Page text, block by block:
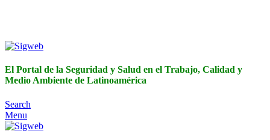
El Portal de la Seguridad y Salud en el Trabajo, Calidad y
Medio Ambiente de Latinoamérica
Search
Menu